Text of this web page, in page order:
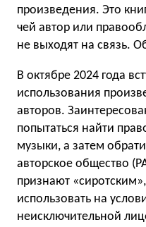
произведения. Это
чей автор или
не выходят на связь.
В октябре 2024 года
использования
авторов.
попытаться найти
музыки, а затем
авторское общество
признают
использовать на
неисключительной